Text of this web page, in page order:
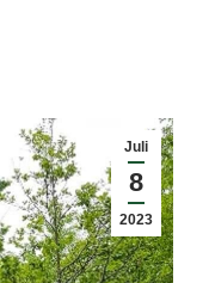
Juli
8
2023